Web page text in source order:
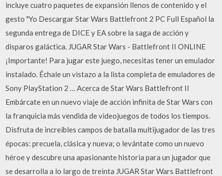
incluye cuatro paquetes de expansión llenos de contenido y el
gesto "Yo Descargar Star Wars Battlefront 2 PC Full Español la
segunda entrega de DICE y EA sobre la saga de acción y
disparos galáctica. JUGAR Star Wars - Battlefront II ONLINE
¡Importante! Para jugar este juego, necesitas tener un emulador
instalado. Échale un vistazo a la lista completa de emuladores de
Sony PlayStation 2 … Acerca de Star Wars Battlefront II
Embárcate en un nuevo viaje de acción infinita de Star Wars con
la franquicia más vendida de videojuegos de todos los tiempos.
Disfruta de increíbles campos de batalla multijugador de las tres
épocas: precuela, clásica y nueva; o levántate como un nuevo
héroe y descubre una apasionante historia para un jugador que
se desarrolla a lo largo de treinta JUGAR Star Wars Battlefront